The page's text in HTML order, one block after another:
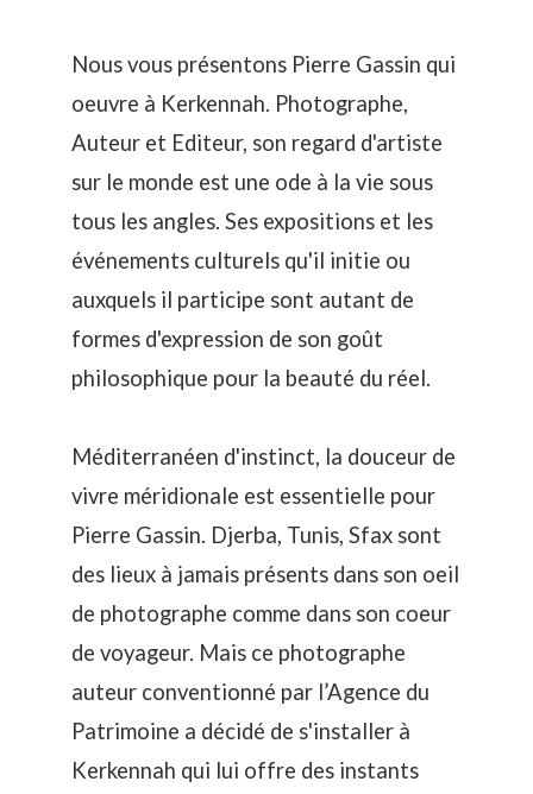
Nous vous présentons Pierre Gassin qui
oeuvre à Kerkennah. Photographe,
Auteur et Editeur, son regard d'artiste
sur le monde est une ode à la vie sous
tous les angles. Ses expositions et les
événements culturels qu'il initie ou
auxquels il participe sont autant de
formes d'expression de son goût
philosophique pour la beauté du réel.
Méditerranéen d'instinct, la douceur de
vivre méridionale est essentielle pour
Pierre Gassin. Djerba, Tunis, Sfax sont
des lieux à jamais présents dans son oeil
de photographe comme dans son coeur
de voyageur. Mais ce photographe
auteur conventionné par l’Agence du
Patrimoine a décidé de s'installer à
Kerkennah qui lui offre des instants